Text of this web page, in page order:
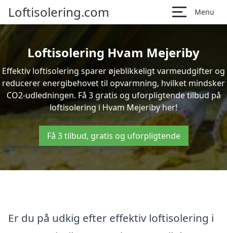
Loftisolering.com Menu
Loftisolering Hvam Mejeriby
Effektiv loftisolering sparer øjeblikkeligt varmeudgifter og
reducerer energibehovet til opvarmning, hvilket mindsker
CO2-udledningen. Få 3 gratis og uforpligtende tilbud på
loftisolering i Hvam Mejeriby her!
Få 3 tilbud, gratis og uforpligtende
Er du på udkig efter effektiv loftisolering i